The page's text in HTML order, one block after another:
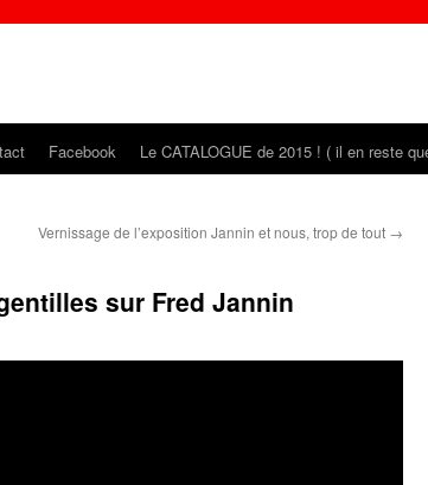
Facebook Le CATALOGUE de 2015 ! ( il en reste
Vernissage de l’exposition Jannin et nous, trop de tout →
sur Fred Jannin